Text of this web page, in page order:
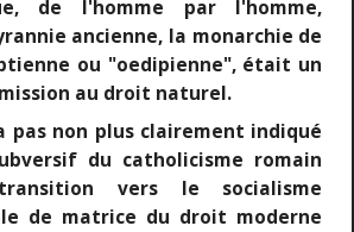
de l'homme par l'homme,
ancienne, la monarchie de
ou "oedipienne", était un
au droit naturel.
pas non plus clairement indiqué
du catholicisme romain
vers le socialisme
de matrice du droit moderne